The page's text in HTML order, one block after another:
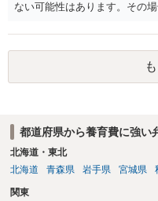
ない可能性はあります。その
押さえ、元夫名義の車の差し
きなかった場合は、公正証書
ても取れなくても、執行裁判
す。 ＞他の弁護士さんに再度
都道府県から養育費に強い
北海道・東北
北海道
青森県 岩手県 宮城県
関東